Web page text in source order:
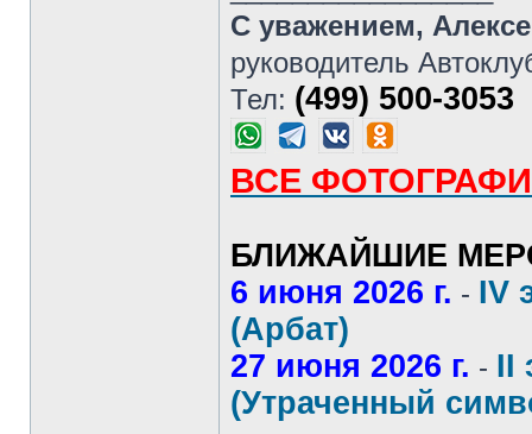
С уважением,
руководитель
Тел: (499) 500-3053
ВСЕ
БЛИЖАЙШИЕ
6 июня 2026 г. - IV
(Арбат)
27 июня 2026 г. - II
(Утраченный